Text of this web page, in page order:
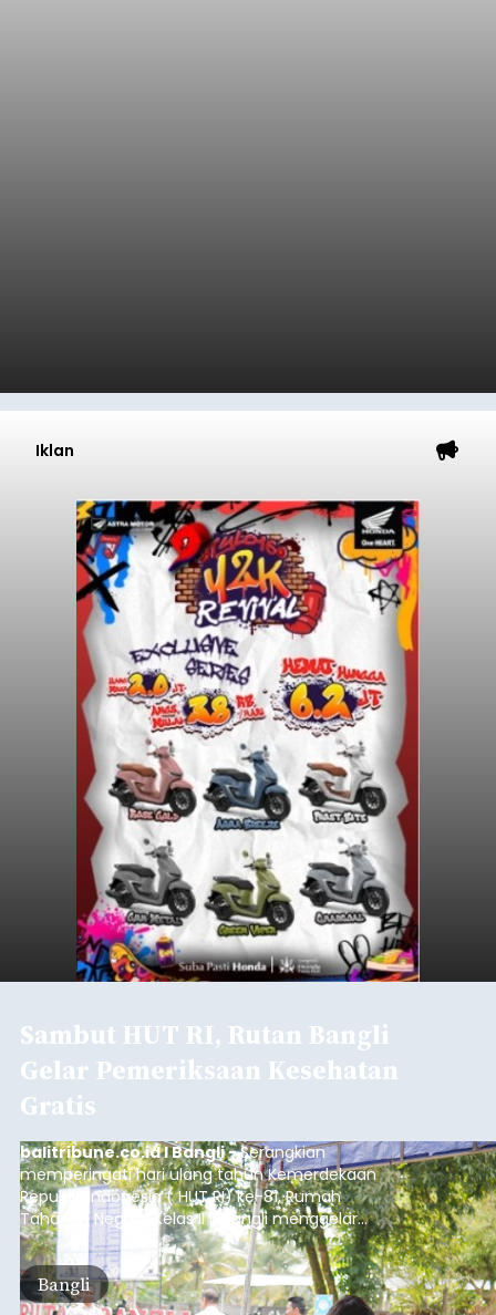
Iklan
Sambut HUT RI, Rutan Bangli
Gelar Pemeriksaan Kesehatan
Gratis
balitribune.co.id I Bangli -Serangkian
memperingati hari ulang tahun Kemerdekaan
Republik Indonesia ( HUT RI) ke-81, Rumah
Tahanan Negara Kelas II B Bangli menggelar
kegiatan pemeriksaan kesehatan gratis, Rabu
(6/8/2026).
Bangli